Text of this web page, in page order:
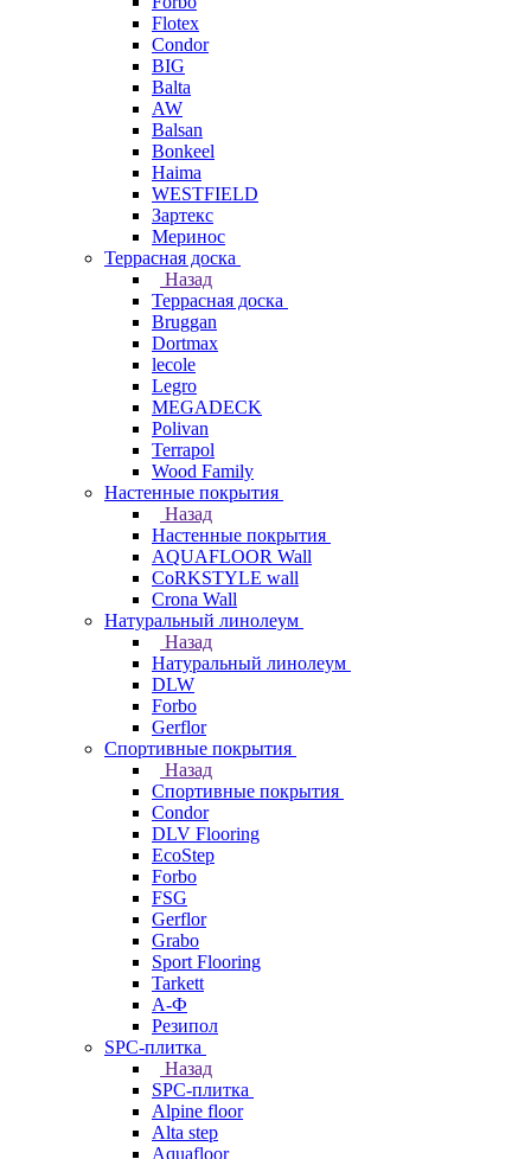
Flotex
Condor
BIG
Balta
AW
Balsan
Bonkeel
Haima
WESTFIELD
Зартекс
Меринос
Террасная доска
Назад
Террасная доска
Bruggan
Dortmax
lecole
Legro
MEGADECK
Polivan
Terrapol
Wood Family
Настенные покрытия
Назад
Настенные покрытия
AQUAFLOOR Wall
CoRKSTYLE wall
Crona Wall
Натуральный линолеум
Назад
Натуральный линолеум
DLW
Forbo
Gerflor
Спортивные покрытия
Назад
Спортивные покрытия
Condor
DLV Flooring
EcoStep
Forbo
FSG
Gerflor
Grabo
Sport Flooring
Tarkett
А-Ф
Резипол
SPC-плитка
Назад
SPC-плитка
Alpine floor
Alta step
Aquafloor